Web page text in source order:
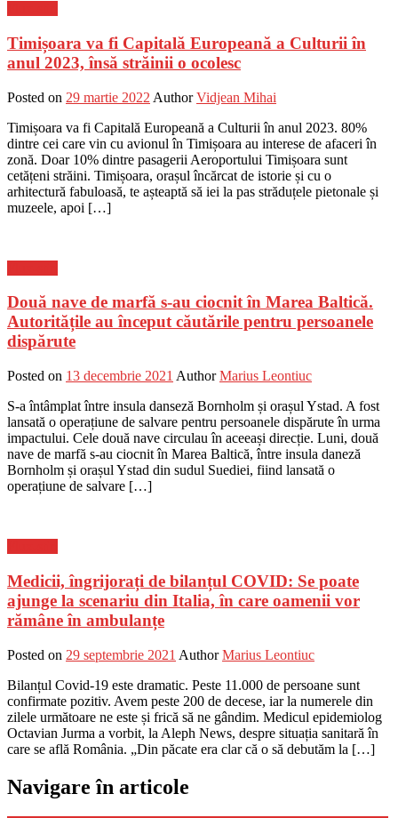
Timișoara va fi Capitală Europeană a Culturii în
anul 2023, însă străinii o ocolesc
Posted on 29 martie 2022 Author Vidjean Mihai
Timișoara va fi Capitală Europeană a Culturii în anul 2023. 80%
dintre cei care vin cu avionul în Timișoara au interese de afaceri în
zonă. Doar 10% dintre pasagerii Aeroportului Timișoara sunt
cetățeni străini. Timișoara, orașul încărcat de istorie și cu o
arhitectură fabuloasă, te așteaptă să iei la pas străduțele pietonale și
muzeele, apoi […]
Două nave de marfă s-au ciocnit în Marea Baltică.
Autoritățile au început căutările pentru persoanele
dispărute
Posted on 13 decembrie 2021 Author Marius Leontiuc
S-a întâmplat între insula danseză Bornholm și orașul Ystad. A fost
lansată o operațiune de salvare pentru persoanele dispărute în urma
impactului. Cele două nave circulau în aceeași direcție. Luni, două
nave de marfă s-au ciocnit în Marea Baltică, între insula daneză
Bornholm și orașul Ystad din sudul Suediei, fiind lansată o
operațiune de salvare […]
Medicii, îngrijorați de bilanțul COVID: Se poate
ajunge la scenariu din Italia, în care oamenii vor
rămâne în ambulanțe
Posted on 29 septembrie 2021 Author Marius Leontiuc
Bilanțul Covid-19 este dramatic. Peste 11.000 de persoane sunt
confirmate pozitiv. Avem peste 200 de decese, iar la numerele din
zilele următoare ne este și frică să ne gândim. Medicul epidemiolog
Octavian Jurma a vorbit, la Aleph News, despre situația sanitară în
care se află România. „Din păcate era clar că o să debutăm la […]
Navigare în articole